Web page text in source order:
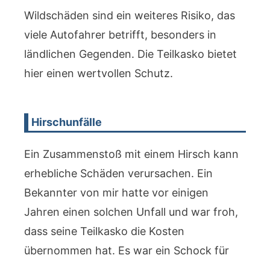
Wildschäden sind ein weiteres Risiko, das
viele Autofahrer betrifft, besonders in
ländlichen Gegenden. Die Teilkasko bietet
hier einen wertvollen Schutz.
Hirschunfälle
Ein Zusammenstoß mit einem Hirsch kann
erhebliche Schäden verursachen. Ein
Bekannter von mir hatte vor einigen
Jahren einen solchen Unfall und war froh,
dass seine Teilkasko die Kosten
übernommen hat. Es war ein Schock für